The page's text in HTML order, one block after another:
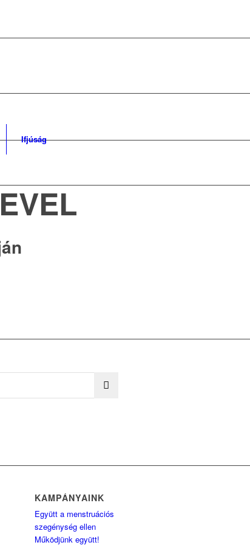
Ifjúság
KAMPÁNYAINK
Együtt a menstruációs
szegénység ellen
Működjünk együtt!